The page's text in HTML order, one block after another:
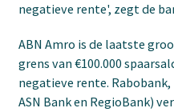
negatieve rente', zegt de
ABN Amro is de laatste
grens van €100.000
negatieve rente. Rabobank,
ASN Bank en RegioBank)